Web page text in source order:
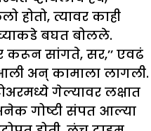
होतो, त्यावर काही
बघत बोलले.
करून सांगते, सर,’’ एवढं
अन् कामाला लागली.
गेल्यावर लक्षात
गोष्टी संपत आल्या